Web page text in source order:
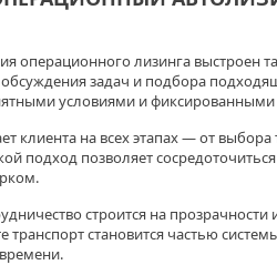
операционного лизинга выстроен
задач и подбора
условиями и
клиента на всех этапах — от
подход позволяет
строится на
транспорт становится частью